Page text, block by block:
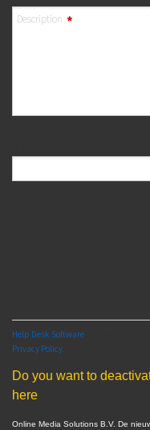
Do you want to
here
Online Media Solutions B.V. De